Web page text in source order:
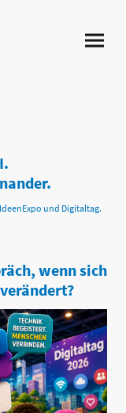
und Digitaltag.
wenn sich